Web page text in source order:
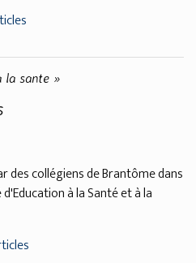
la sante »
des collégiens de Brantôme dans
à la Santé et à la